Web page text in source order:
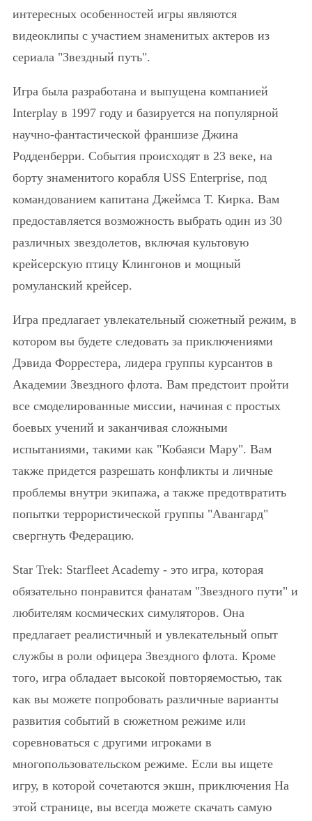
интересных особенностей игры являются
видеоклипы с участием знаменитых актеров из
сериала "Звездный путь".
Игра была разработана и выпущена компанией
Interplay в 1997 году и базируется на популярной
научно-фантастической франшизе Джина
Родденберри. События происходят в 23 веке, на
борту знаменитого корабля USS Enterprise, под
командованием капитана Джеймса Т. Кирка. Вам
предоставляется возможность выбрать один из 30
различных звездолетов, включая культовую
крейсерскую птицу Клингонов и мощный
ромуланский крейсер.
Игра предлагает увлекательный сюжетный режим, в
котором вы будете следовать за приключениями
Дэвида Форрестера, лидера группы курсантов в
Академии Звездного флота. Вам предстоит пройти
все смоделированные миссии, начиная с простых
боевых учений и заканчивая сложными
испытаниями, такими как "Кобаяси Мару". Вам
также придется разрешать конфликты и личные
проблемы внутри экипажа, а также предотвратить
попытки террористической группы "Авангард"
свергнуть Федерацию.
Star Trek: Starfleet Academy - это игра, которая
обязательно понравится фанатам "Звездного пути" и
любителям космических симуляторов. Она
предлагает реалистичный и увлекательный опыт
службы в роли офицера Звездного флота. Кроме
того, игра обладает высокой повторяемостью, так
как вы можете попробовать различные варианты
развития событий в сюжетном режиме или
соревноваться с другими игроками в
многопользовательском режиме. Если вы ищете
игру, в которой сочетаются экшн, приключения На
этой странице, вы всегда можете скачать самую